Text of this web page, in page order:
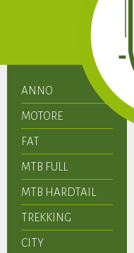
ANNO
MOTORE
FAT
MTB FULL
MTB HARDTAIL
TREKKING
CITY